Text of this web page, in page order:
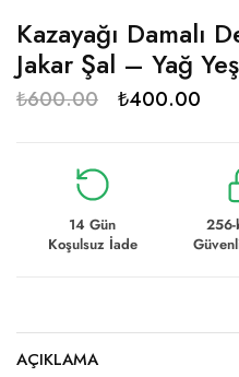
Kazayağı Damalı
Jakar Şal – Yağ
₺600.00 ₺400.00
14 Gün
Koşulsuz İade
AÇIKLAMA